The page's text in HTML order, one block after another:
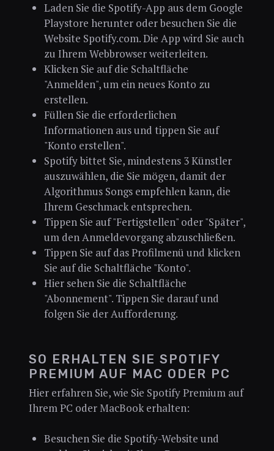
Laden Sie die Spotify-App aus dem Google
Playstore herunter oder besuchen Sie die
Website Spotify.com. Die App wird Sie auch
zu Ihrem Webbrowser weiterleiten.
Klicken Sie auf die Schaltfläche
"Anmelden", um ein neues Konto zu
erstellen.
Füllen Sie die erforderlichen
Informationen aus und tippen Sie auf
"Konto erstellen".
Spotify bittet Sie, mindestens 3 Künstler
auszuwählen, die Sie mögen, damit der
Algorithmus Songs empfehlen kann, die
Ihrem Geschmack entsprechen.
Tippen Sie auf "Fertigstellen" oder "Später",
um den Anmeldevorgang abzuschließen.
Tippen Sie auf das Profilmenü und klicken
Sie auf die Schaltfläche "Konto".
Hier sehen Sie die Schaltfläche
"Abonnement". Tippen Sie darauf und
folgen Sie der Aufforderung.
SO ERHALTEN SIE SPOTIFY
PREMIUM AUF MAC ODER PC
Hier erfahren Sie, wie Sie Spotify Premium auf
Ihrem PC oder MacBook erhalten:
Besuchen Sie die Spotify-Website und